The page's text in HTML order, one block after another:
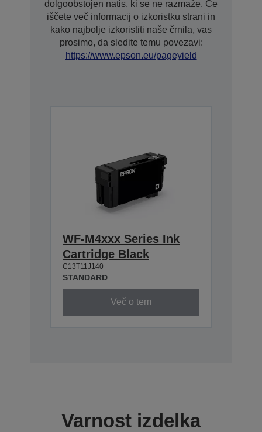
dolgoobstojen natis, ki se ne razmaže. Če
iščete več informacij o izkoristku strani in
kako najbolje izkoristiti naše črnila, vas
prosimo, da sledite temu povezavi:
https://www.epson.eu/pageyield
WF-M4xxx Series Ink
Cartridge Black
C13T11J140
STANDARD
Več o tem
Varnost izdelka